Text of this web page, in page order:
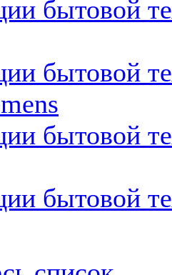
бытовой
бытовой
бытовой
бытовой